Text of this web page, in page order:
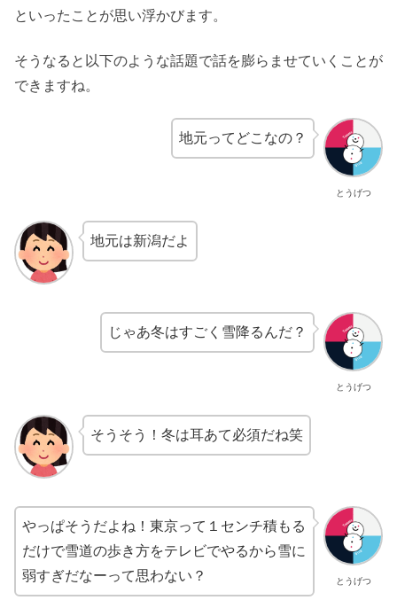
といったことが思い浮かびます。
そうなると以下のような話題で話を膨らませていくことが
できますね。
とうげつ
地元ってどこなの？
地元は新潟だよ
とうげつ
じゃあ冬はすごく雪降るんだ？
そうそう！冬は耳あて必須だね笑
とうげつ
やっぱそうだよね！東京って１センチ積もる
だけで雪道の歩き方をテレビでやるから雪に
弱すぎだなーって思わない？